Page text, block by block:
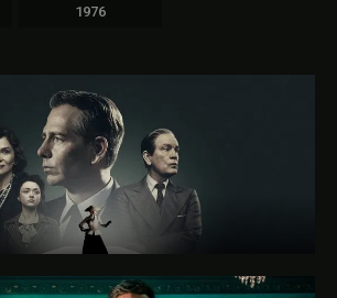
1976